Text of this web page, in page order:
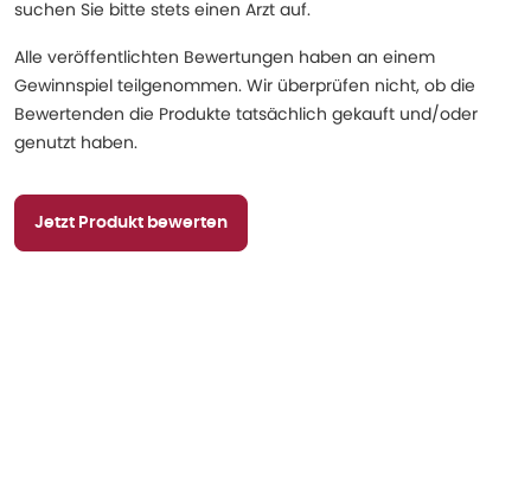
suchen Sie bitte stets einen Arzt auf.
Alle veröffentlichten Bewertungen haben an einem
Gewinnspiel teilgenommen. Wir überprüfen nicht, ob die
Bewertenden die Produkte tatsächlich gekauft und/oder
genutzt haben.
Jetzt Produkt bewerten